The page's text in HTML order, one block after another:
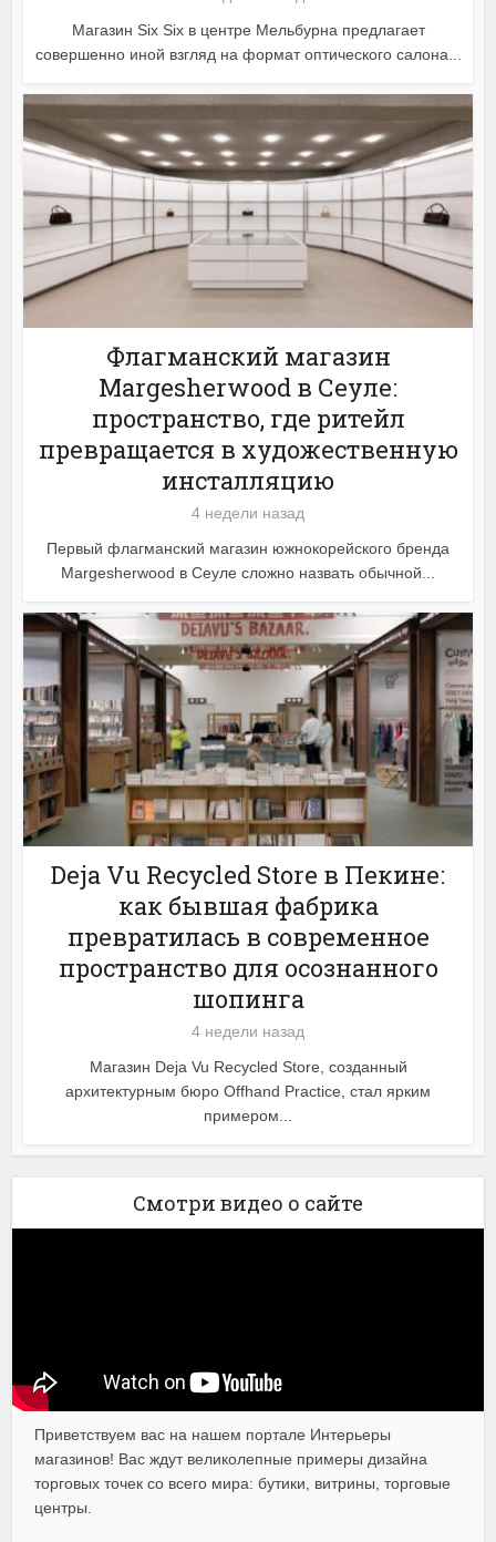
Магазин Six Six в центре Мельбурна предлагает
совершенно иной взгляд на формат оптического салона...
Флагманский магазин
Margesherwood в Сеуле:
пространство, где ритейл
превращается в художественную
инсталляцию
4 недели назад
Первый флагманский магазин южнокорейского бренда
Margesherwood в Сеуле сложно назвать обычной...
Deja Vu Recycled Store в Пекине:
как бывшая фабрика
превратилась в современное
пространство для осознанного
шопинга
4 недели назад
Магазин Deja Vu Recycled Store, созданный
архитектурным бюро Offhand Practice, стал ярким
примером...
Смотри видео о сайте
Приветствуем вас на нашем портале Интерьеры
магазинов! Вас ждут великолепные примеры дизайна
торговых точек со всего мира: бутики, витрины, торговые
центры.